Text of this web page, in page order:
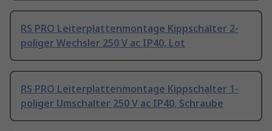
RS PRO Leiterplattenmontage Kippschalter 2-
poliger Wechsler 250 V ac IP40, Lot
RS PRO Leiterplattenmontage Kippschalter 1-
poliger Umschalter 250 V ac IP40, Schraube